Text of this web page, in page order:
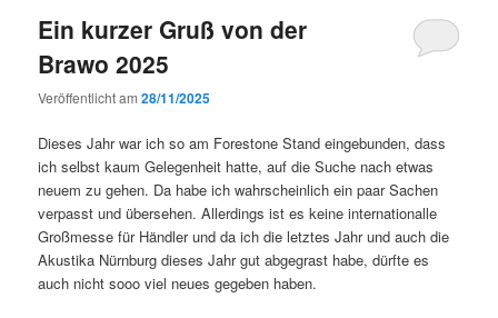
Ein kurzer Gruß von der
Brawo 2025
Veröffentlicht am28/11/2025
Dieses Jahr war ich so am Forestone Stand eingebunden, dass
ich selbst kaum Gelegenheit hatte, auf die Suche nach etwas
neuem zu gehen. Da habe ich wahrscheinlich ein paar Sachen
verpasst und übersehen. Allerdings ist es keine internationalle
Großmesse für Händler und da ich die letztes Jahr und auch die
Akustika Nürnburg dieses Jahr gut abgegrast habe, dürfte es
auch nicht sooo viel neues gegeben haben.